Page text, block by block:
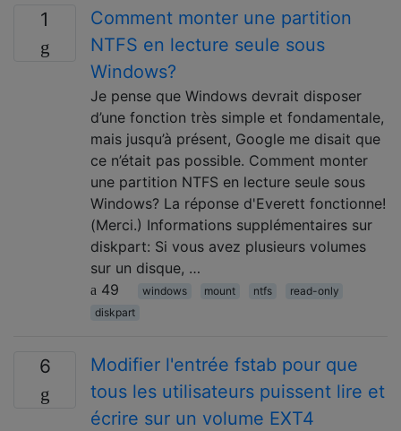
1
Comment monter une partition
NTFS en lecture seule sous
Windows?
Je pense que Windows devrait disposer
d’une fonction très simple et fondamentale,
mais jusqu’à présent, Google me disait que
ce n’était pas possible. Comment monter
une partition NTFS en lecture seule sous
Windows? La réponse d'Everett fonctionne!
(Merci.) Informations supplémentaires sur
diskpart: Si vous avez plusieurs volumes
sur un disque, …
49
windows mount ntfs
read-only
diskpart
6
Modifier l'entrée fstab pour que
tous les utilisateurs puissent lire et
écrire sur un volume EXT4